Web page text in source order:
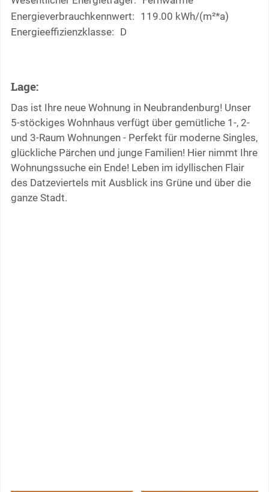
Energieverbrauchkennwert: 119.00 kWh/(m²*a)
Energieeffizienzklasse: D
Lage:
Das ist Ihre neue Wohnung in Neubrandenburg! Unser
5-stöckiges Wohnhaus verfügt über gemütliche 1-, 2-
und 3-Raum Wohnungen - Perfekt für moderne Singles,
glückliche Pärchen und junge Familien! Hier nimmt Ihre
Wohnungssuche ein Ende! Leben im idyllischen Flair
des Datzeviertels mit Ausblick ins Grüne und über die
ganze Stadt.